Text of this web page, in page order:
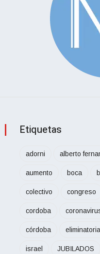
Etiquetas
adorni alberto
aumento boca
colectivo congreso
cordoba
córdoba
israel JUBILADOS